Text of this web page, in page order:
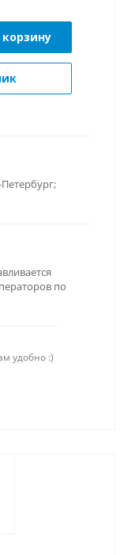
корзину
по
удобно :)